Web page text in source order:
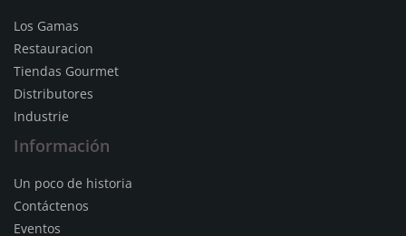
Los Gamas
Restauracion
Tiendas Gourmet
Distributores
Industrie
Información
Un poco de historia
Contáctenos
Eventos